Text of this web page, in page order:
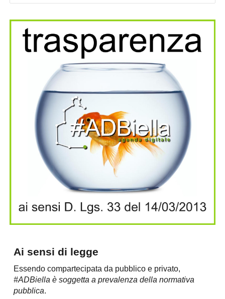
Ai sensi di legge
Essendo compartecipata da pubblico e privato,
#ADBiella è soggetta a prevalenza della normativa
pubblica.